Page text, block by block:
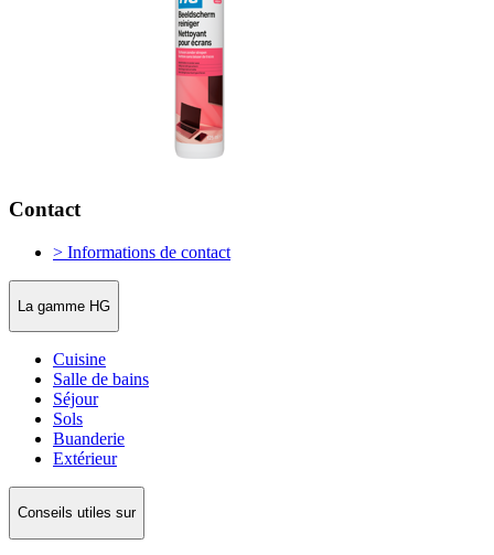
Contact
> Informations de contact
La gamme HG
Cuisine
Salle de bains
Séjour
Sols
Buanderie
Extérieur
Conseils utiles sur